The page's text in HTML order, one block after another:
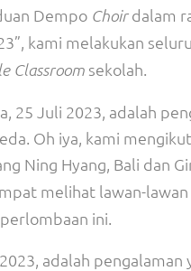
Dempo Choirdalam
kami melakukan
Classroom sekolah.
25 Juli 2023, adalah
Oh iya, kami
Ning Hyang, Bali dan
melihat lawan-
ini.
adalah